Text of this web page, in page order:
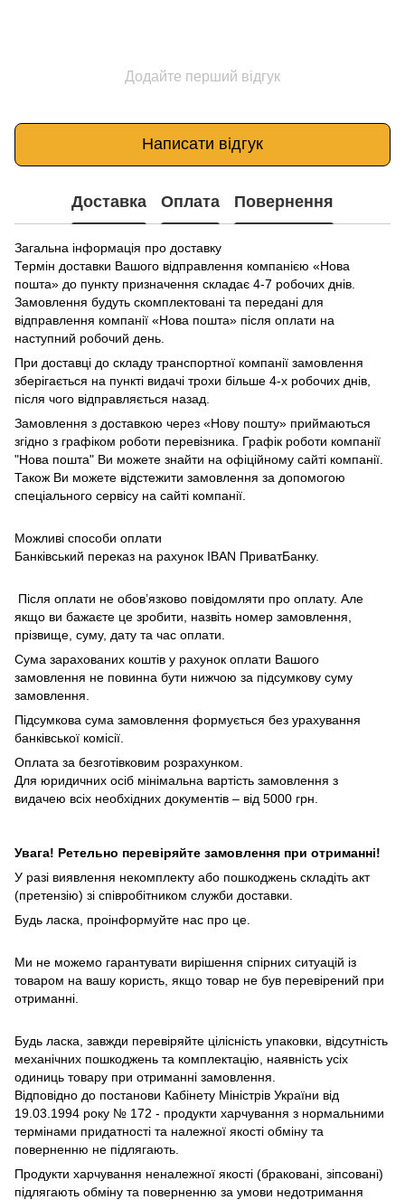
Додайте перший відгук
Написати відгук
Доставка Оплата Повернення
Загальна інформація про доставку
Термін доставки Вашого відправлення компанією «Нова
пошта» до пункту призначення складає 4-7 робочих днів.
Замовлення будуть скомплектовані та передані для
відправлення компанії «Нова пошта» після оплати на
наступний робочий день.
При доставці до складу транспортної компанії замовлення
зберігається на пункті видачі трохи більше 4-х робочих днів,
після чого відправляється назад.
Замовлення з доставкою через «Нову пошту» приймаються
згідно з графіком роботи перевізника. Графік роботи компанії
"Нова пошта" Ви можете знайти на офіційному сайті компанії.
Також Ви можете відстежити замовлення за допомогою
спеціального сервісу на сайті компанії.
Можливі способи оплати
Банківський переказ на рахунок IBAN ПриватБанку.
Після оплати не обов’язково повідомляти про оплату. Але
якщо ви бажаєте це зробити, назвіть номер замовлення,
прізвище, суму, дату та час оплати.
Сума зарахованих коштів у рахунок оплати Вашого
замовлення не повинна бути нижчою за підсумкову суму
замовлення.
Підсумкова сума замовлення формується без урахування
банківської комісії.
Оплата за безготівковим розрахунком.
Для юридичних осіб мінімальна вартість замовлення з
видачею всіх необхідних документів – від 5000 грн.
Увага! Ретельно перевіряйте замовлення при отриманні!
У разі виявлення некомплекту або пошкоджень складіть акт
(претензію) зі співробітником служби доставки.
Будь ласка, проінформуйте нас про це.
Ми не можемо гарантувати вирішення спірних ситуацій із
товаром на вашу користь, якщо товар не був перевірений при
отриманні.
Будь ласка, завжди перевіряйте цілісність упаковки, відсутність
механічних пошкоджень та комплектацію, наявність усіх
одиниць товару при отриманні замовлення.
Відповідно до постанови Кабінету Міністрів України від
19.03.1994 року № 172 - продукти харчування з нормальними
термінами придатності та належної якості обміну та
поверненню не підлягають.
Продукти харчування неналежної якості (браковані, зіпсовані)
підлягають обміну та поверненню за умови недотримання